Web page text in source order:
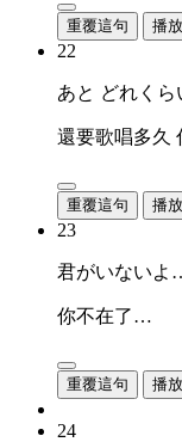
重覆這句 播
22
あと どれく
還要歌唱多久
重覆這句 播
23
君がいないよ
你不在了…
重覆這句 播
24